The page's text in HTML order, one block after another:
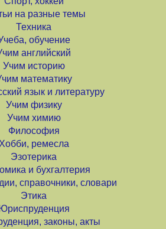
на разные темы
Техника
обучение
английский
Учим историю
математику
язык и литературу
Учим физику
Учим химию
Философия
Хобби, ремесла
Эзотерика
и бухгалтерия
справочники, словари
Этика
Юриспруденция
законы, акты